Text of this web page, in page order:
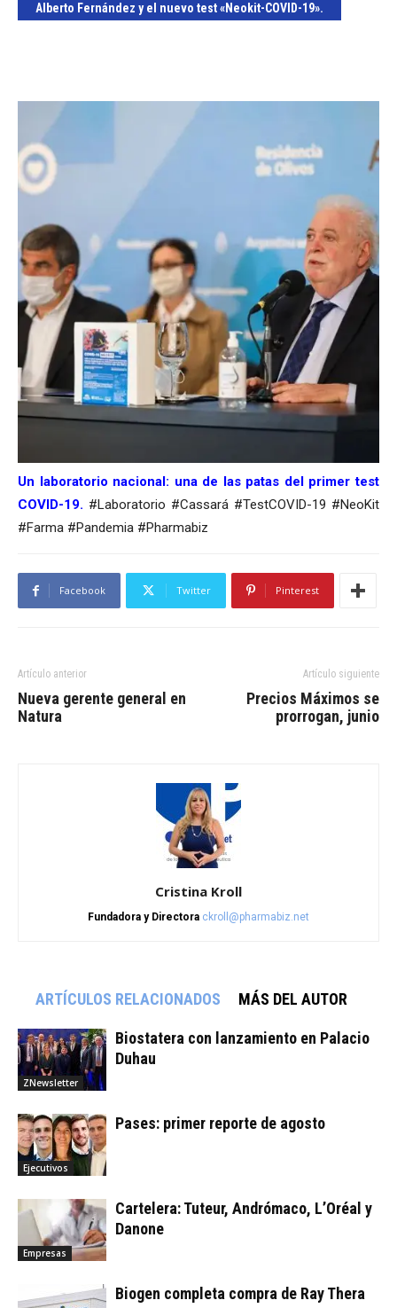
Alberto Fernández y el nuevo test «Neokit-COVID-19».
Un laboratorio nacional: una de las patas del primer test
COVID-19. #Laboratorio #Cassará #TestCOVID-19 #NeoKit
#Farma #Pandemia #Pharmabiz
Facebook Twitter Pinterest
Artículo anterior
Nueva gerente general en
Natura
Artículo siguiente
Precios Máximos se
prorrogan, junio
Cristina Kroll
Fundadora y Directora ckroll@pharmabiz.net
ARTÍCULOS RELACIONADOS MÁS DEL AUTOR
ZNewsletter
Biostatera con lanzamiento en Palacio
Duhau
Ejecutivos
Pases: primer reporte de agosto
Empresas
Cartelera: Tuteur, Andrómaco, L’Oréal y
Danone
Biogen completa compra de Ray Thera